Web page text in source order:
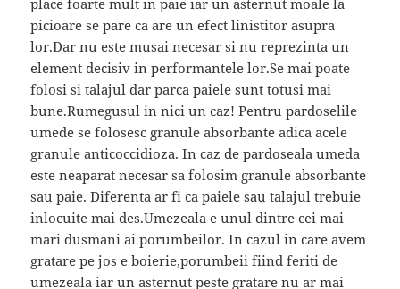
place foarte mult in paie iar un asternut moale la
picioare se pare ca are un efect linistitor asupra
lor.Dar nu este musai necesar si nu reprezinta un
element decisiv in performantele lor.Se mai poate
folosi si talajul dar parca paiele sunt totusi mai
bune.Rumegusul in nici un caz! Pentru pardoselile
umede se folosesc granule absorbante adica acele
granule anticoccidioza. In caz de pardoseala umeda
este neaparat necesar sa folosim granule absorbante
sau paie. Diferenta ar fi ca paiele sau talajul trebuie
inlocuite mai des.Umezeala e unul dintre cei mai
mari dusmani ai porumbeilor. In cazul in care avem
gratare pe jos e boierie,porumbeii fiind feriti de
umezeala iar un asternut peste gratare nu ar mai